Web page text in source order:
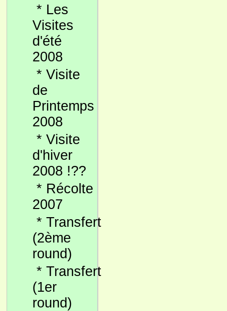
* Les
Visites
d'été
2008
* Visite
de
Printemps
2008
* Visite
d'hiver
2008 !??
* Récolte
2007
* Transfert
(2ème
round)
* Transfert
(1er
round)